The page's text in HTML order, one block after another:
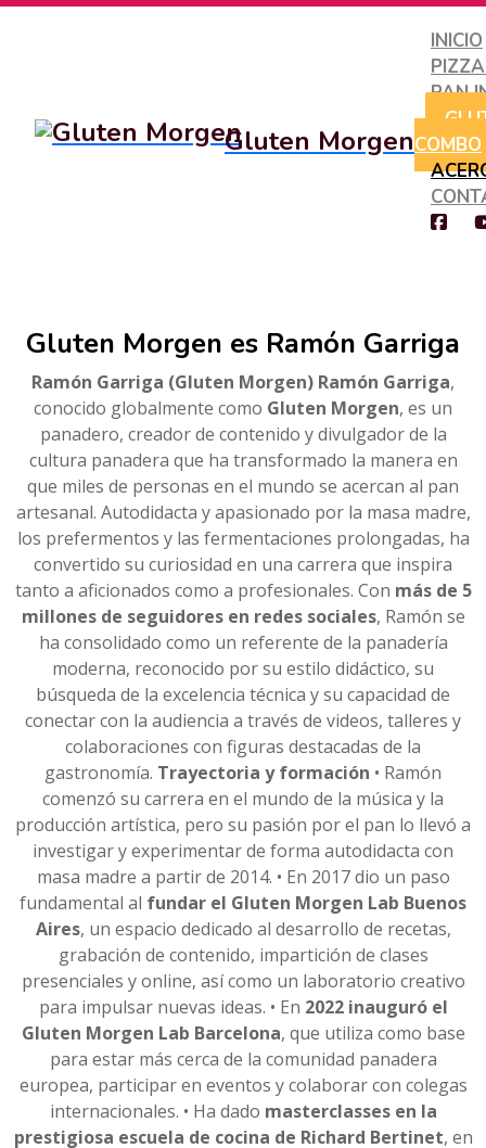
Gluten Morgen
INICIO
PAN
COMBO
Gluten Morgen es Ramón Garriga
Ramón Garriga (Gluten Morgen) Ramón Garriga,
conocido globalmente como Gluten Morgen, es un
panadero, creador de contenido y divulgador de la
cultura panadera que ha transformado la manera en
que miles de personas en el mundo se acercan al pan
artesanal. Autodidacta y apasionado por la masa madre,
los prefermentos y las fermentaciones prolongadas, ha
convertido su curiosidad en una carrera que inspira
tanto a aficionados como a profesionales. Con más de 5
millones de seguidores en redes sociales, Ramón se
ha consolidado como un referente de la panadería
moderna, reconocido por su estilo didáctico, su
búsqueda de la excelencia técnica y su capacidad de
conectar con la audiencia a través de videos, talleres y
colaboraciones con figuras destacadas de la
gastronomía. Trayectoria y formación • Ramón
comenzó su carrera en el mundo de la música y la
producción artística, pero su pasión por el pan lo llevó a
investigar y experimentar de forma autodidacta con
masa madre a partir de 2014. • En 2017 dio un paso
fundamental al fundar el Gluten Morgen Lab Buenos
Aires, un espacio dedicado al desarrollo de recetas,
grabación de contenido, impartición de clases
presenciales y online, así como un laboratorio creativo
para impulsar nuevas ideas. • En 2022 inauguró el
Gluten Morgen Lab Barcelona, que utiliza como base
para estar más cerca de la comunidad panadera
europea, participar en eventos y colaborar con colegas
internacionales. • Ha dado masterclasses en la
prestigiosa escuela de cocina de Richard Bertinet, en